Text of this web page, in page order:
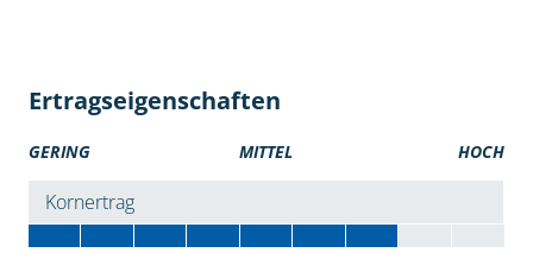
Ertragseigenschaften
GERING MITTEL HOCH
Kornertrag